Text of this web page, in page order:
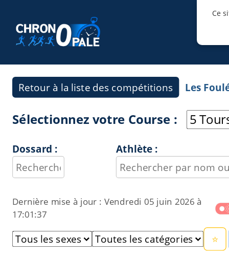
Ce
Retour à la liste des compétitions Les
Sélectionnez votre Course :
Dossard : Athlète :
Dernière mise à jour : Vendredi 05 juin 2026 à
17:01:37
⭐